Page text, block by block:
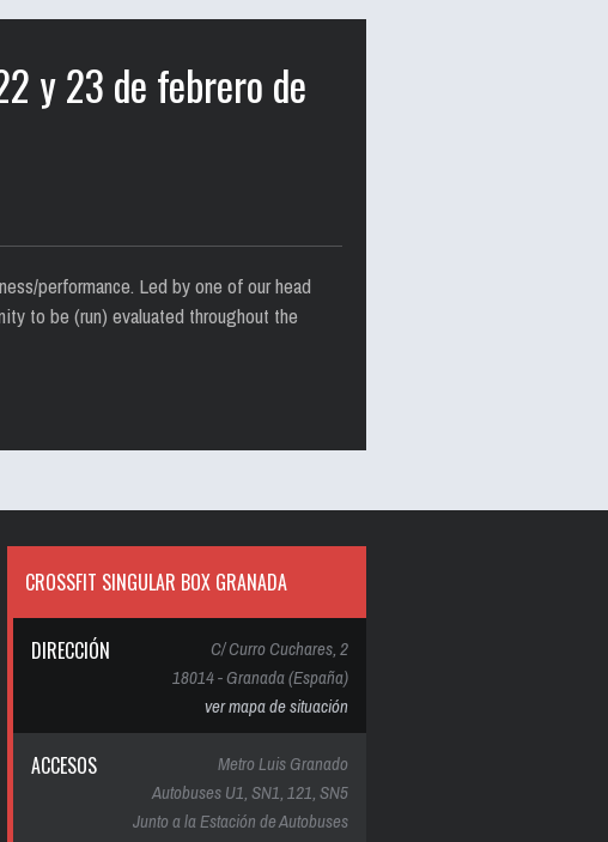
y 23 de febrero de
performance. Led by one of our head
to be (run) evaluated throughout the
CROSSFIT SINGULAR BOX GRANADA
DIRECCIÓN
C/ Curro Cuchares, 2
18014 - Granada (España)
ver mapa de situación
ACCESOS
Metro Luis Granado
Autobuses U1, SN1, 121, SN5
Junto a la Estación de Autobuses